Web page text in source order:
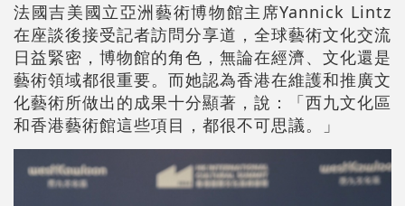
法國吉美國立亞洲藝術博物館主席Yannick Lintz
在座談後接受記者訪問分享道，全球藝術文化交流
日益緊密，博物館的角色， 無論在經濟、文化還是
藝術領域都很重要。而她認為香港在維護和推廣文
化藝術所做出的成果十分顯著，說：「西九文化區
和香港藝術館這些項目，都很不可思議。」